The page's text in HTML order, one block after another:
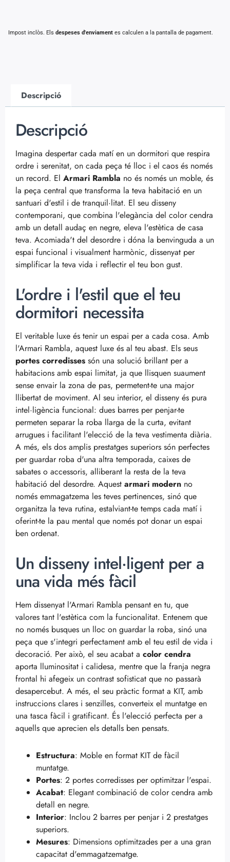
Impost inclòs. Els despeses d'enviament es calculen a la pantalla de pagament.
Descripció
Descripció
Imagina despertar cada matí en un dormitori que respira
ordre i serenitat, on cada peça té lloc i el caos és només
un record. El Armari Rambla no és només un moble, és
la peça central que transforma la teva habitació en un
santuari d'estil i de tranquil·litat. El seu disseny
contemporani, que combina l'elegància del color cendra
amb un detall audaç en negre, eleva l'estètica de casa
teva. Acomiada't del desordre i dóna la benvinguda a un
espai funcional i visualment harmònic, dissenyat per
simplificar la teva vida i reflectir el teu bon gust.
L'ordre i l'estil que el teu
dormitori necessita
El veritable luxe és tenir un espai per a cada cosa. Amb
l'Armari Rambla, aquest luxe és al teu abast. Els seus
portes corredisses són una solució brillant per a
habitacions amb espai limitat, ja que llisquen suaument
sense envair la zona de pas, permetent-te una major
llibertat de moviment. Al seu interior, el disseny és pura
intel·ligència funcional: dues barres per penjar-te
permeten separar la roba llarga de la curta, evitant
arrugues i facilitant l'elecció de la teva vestimenta diària.
A més, els dos amplis prestatges superiors són perfectes
per guardar roba d'una altra temporada, caixes de
sabates o accessoris, alliberant la resta de la teva
habitació del desordre. Aquest armari modern no
només emmagatzema les teves pertinences, sinó que
organitza la teva rutina, estalviant-te temps cada matí i
oferint-te la pau mental que només pot donar un espai
ben ordenat.
Un disseny intel·ligent per a
una vida més fàcil
Hem dissenyat l'Armari Rambla pensant en tu, que
valores tant l'estètica com la funcionalitat. Entenem que
no només busques un lloc on guardar la roba, sinó una
peça que s'integri perfectament amb el teu estil de vida i
decoració. Per això, el seu acabat a color cendra
aporta lluminositat i calidesa, mentre que la franja negra
frontal hi afegeix un contrast sofisticat que no passarà
desapercebut. A més, el seu pràctic format a KIT, amb
instruccions clares i senzilles, converteix el muntatge en
una tasca fàcil i gratificant. És l'elecció perfecta per a
aquells que aprecien els detalls ben pensats.
Estructura: Moble en format KIT de fàcil
muntatge.
Portes: 2 portes corredisses per optimitzar l'espai.
Acabat: Elegant combinació de color cendra amb
detall en negre.
Interior: Inclou 2 barres per penjar i 2 prestatges
superiors.
Mesures: Dimensions optimitzades per a una gran
capacitat d'emmagatzematge.